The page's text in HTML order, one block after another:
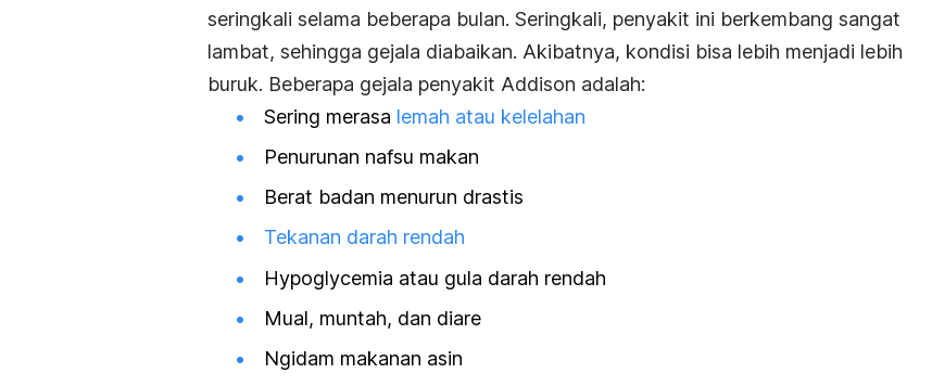
seringkali selama beberapa bulan. Seringkali, penyakit ini berkembang sangat
lambat, sehingga gejala diabaikan. Akibatnya, kondisi bisa lebih menjadi lebih
buruk. Beberapa gejala penyakit Addison adalah:
Sering merasa lemah atau kelelahan
Penurunan nafsu makan
Berat badan menurun drastis
Tekanan darah rendah
Hypoglycemia atau gula darah rendah
Mual, muntah, dan diare
Ngidam makanan asin